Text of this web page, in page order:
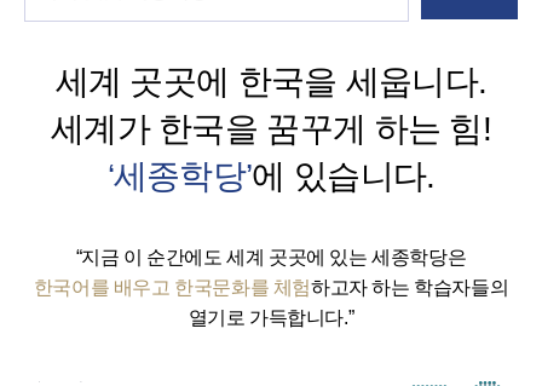
세계 곳곳에 한국을 세웁니다.
세계가 한국을 꿈꾸게 하는 힘!
‘세종학당’에 있습니다.
“지금 이 순간에도 세계 곳곳에 있는 세종학당은
한국어를 배우고 한국문화를 체험하고자 하는 학습자들의
열기로 가득합니다.”